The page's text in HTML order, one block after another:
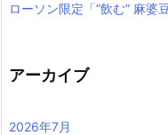
ローソン限定「”飲む” 麻婆
アーカイブ
2026年7月